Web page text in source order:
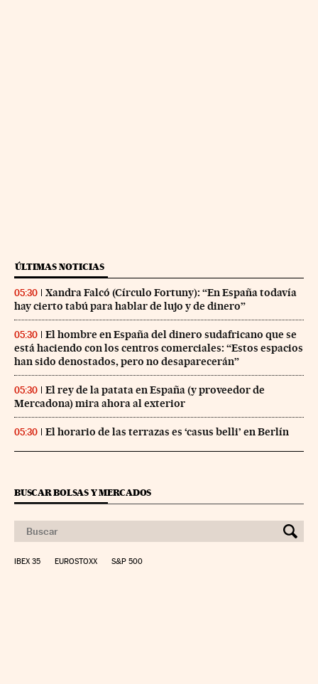
ÚLTIMAS NOTICIAS
05:30
Xandra Falcó (Círculo Fortuny): “En España todavía
hay cierto tabú para hablar de lujo y de dinero”
05:30
El hombre en España del dinero sudafricano que se
está haciendo con los centros comerciales: “Estos espacios
han sido denostados, pero no desaparecerán”
05:30
El rey de la patata en España (y proveedor de
Mercadona) mira ahora al exterior
05:30 El horario de las terrazas es ‘casus belli’ en Berlín
BUSCAR BOLSAS Y MERCADOS
IBEX 35 EUROSTOXX S&P 500